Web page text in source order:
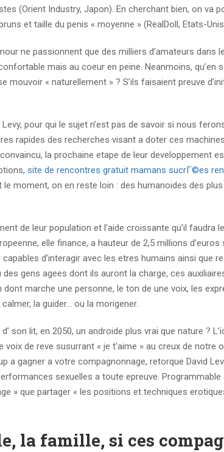
(Orient Industry, Japon). En cherchant bien, on va
et taille du penis « moyenne » (RealDoll, Etats-
ne passionnent que des milliers d’amateurs dans
mais au coeur en peine. Neanmoins, qu’en
mouvoir « naturellement » ? S’ils faisaient preuve
pour qui le sujet n’est pas de savoir si nous
rapides des recherches visant a doter ces
la prochaine etape de leur developpement
site de rencontres gratuit mamans sucrГ©es
moment, on en reste loin : des humanoides des
de leur population et l’aide croissante qu’il faudra
elle finance, a hauteur de 2,5 millions
d’interagir avec les etres humains ainsi que
gens agees dont ils auront la charge, ces
marche une personne, le ton de une voix, les
la guider… ou la morigener.
son lit, en 2050, un androide plus vrai que nature ?
de reve susurrant « je t’aime » au creux de notre
a gagner a votre compagnonnage, retorque David
sexuelles a toute epreuve.
» que partager « les positions et techniques
la famille, si ces